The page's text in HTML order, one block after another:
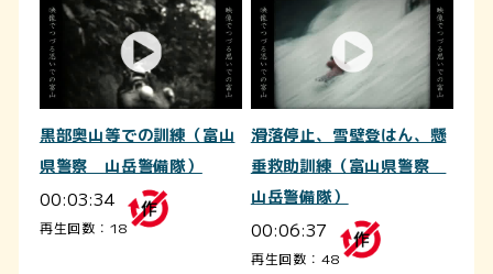
黒部奥山等での訓練（富山
県警察 山岳警備隊）
00:03:34
再生回数：18
滑落停止、雪壁登はん、懸
垂救助訓練（富山県警察
山岳警備隊）
00:06:37
再生回数：48